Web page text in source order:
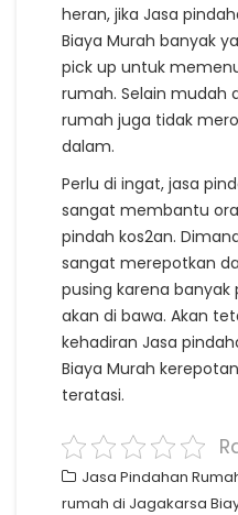
heran, jika Jasa
Biaya Murah banyak
pick up untuk
rumah. Selain mudah
rumah juga tidak
dalam.
Perlu di ingat, jasa
sangat membantu
pindah kos2an.
sangat merepotkan
pusing karena
akan di bawa. Akan
kehadiran Jasa
Biaya Murah
teratasi.
Jasa Pindahan
rumah di Jagakarsa